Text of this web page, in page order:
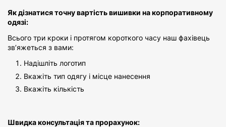
Як дізнатися точну вартість вишивки на корпоративному
одязі:
Всього три кроки і протягом короткого часу наш фахівець
зв’яжеться з вами:
Надішліть логотип
Вкажіть тип одягу і місце нанесення
Вкажіть кількість
Швидка консультація та прорахунок: